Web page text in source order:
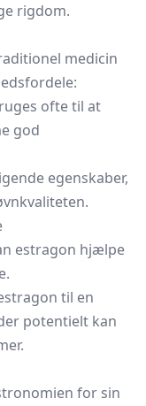
rigdom.
medicin
ofte til at
god
egenskaber,
estragon hjælpe
til en
potentielt kan
for sin